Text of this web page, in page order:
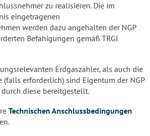
zu realisieren. Die im
eingetragenen
werden dazu angehalten der NGP
Befähigungen gemäß TRGI
Erdgaszähler, als auch die
(falls erforderlich) sind Eigentum der NGP
diese bereitgestellt.
Technischen Anschlussbedingungen